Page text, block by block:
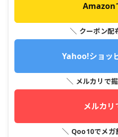
Amazon
＼ クーポン配
Yahoo!ショッ
＼ メルカリで
メルカリ
＼ Qoo10でメガ